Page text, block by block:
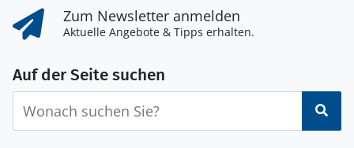
Zum Newsletter anmelden
Aktuelle Angebote & Tipps erhalten.
Auf der Seite suchen